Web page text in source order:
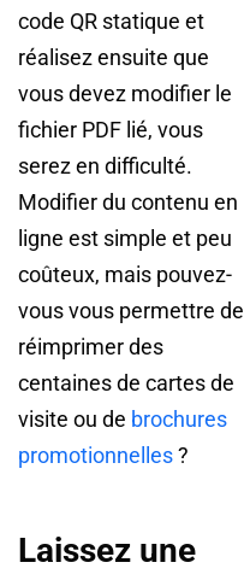
code QR statique et
réalisez ensuite que
vous devez modifier le
fichier PDF lié, vous
serez en difficulté.
Modifier du contenu en
ligne est simple et peu
coûteux, mais pouvez-
vous vous permettre de
réimprimer des
centaines de cartes de
visite ou de brochures
promotionnelles?
Laissez une